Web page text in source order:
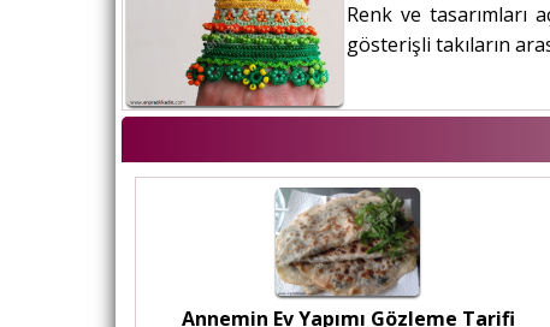
Renk ve tasarımları
gösterişli takıların
Annemin Ev Yapımı Gözleme Tarifi